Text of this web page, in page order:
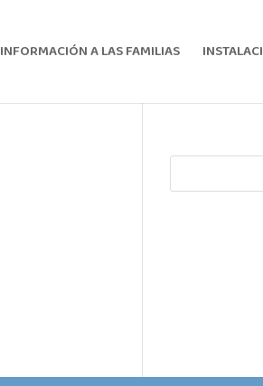
INFORMACIÓN A LAS FAMILIAS